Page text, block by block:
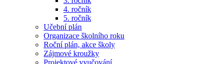
4. ročník
5. ročník
Učební plán
Organizace školního roku
Roční plán, akce školy
Zájmové kroužky
Projektové vyučování